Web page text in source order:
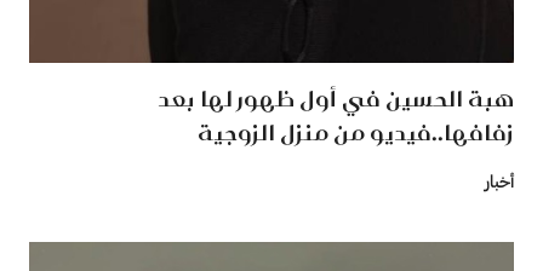
هبة الحسين في أول ظهور لها بعد
زفافها..فيديو من منزل الزوجية
أخبار